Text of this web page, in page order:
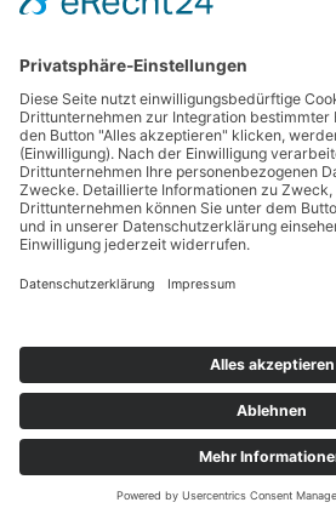
Standort Leipzig -
ELFLEIN Holding GmbH | Regnitzstraße
Datenschutz | Impressum |
© 2026 ELFLEIN. Alle Rechte
THE DRIVING
FORCE IN